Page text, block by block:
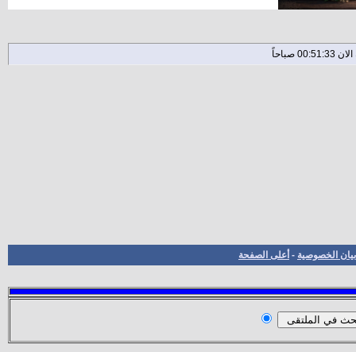
بيان الخصوصية - أعلى الصفحة